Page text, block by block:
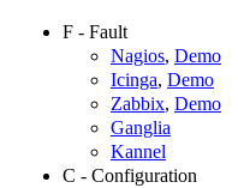
F - Fault
Nagios, Demo
Icinga, Demo
Zabbix, Demo
Ganglia
Kannel
C - Configuration